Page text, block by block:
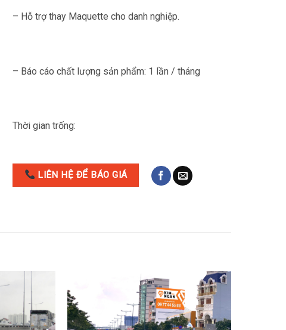
– Hỗ trợ thay Maquette cho danh nghiệp.
– Báo cáo chất lượng sản phẩm: 1 lần / tháng
Thời gian trống:
LIÊN HỆ ĐỂ BÁO GIÁ